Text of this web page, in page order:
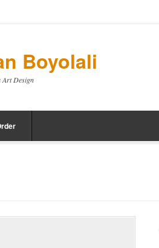
Boyolali
Art Design